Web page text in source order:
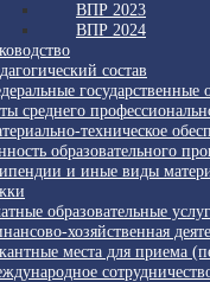
ВПР 2023
ВПР 2024
состав
государственные
среднего
техническое
образовательного
и иные виды
образовательные
хозяйственная
места для приема